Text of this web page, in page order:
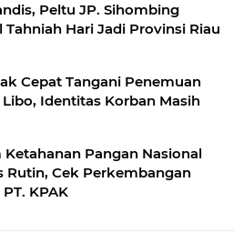
Peltu JP. Sihombing
Hari Jadi Provinsi Riau
Cepat Tangani Penemuan
Identitas Korban Masih
Pangan Nasional
Rutin, Cek Perkembangan
KPAK